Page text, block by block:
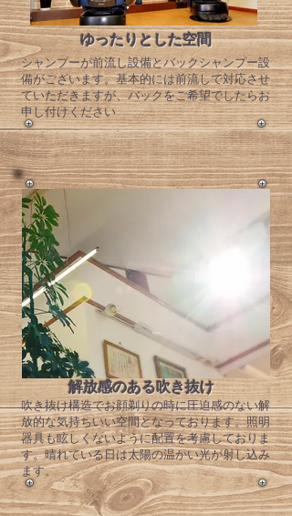
​ゆったりとした空間
​シャンプーが前流し設備とバックシャンプー設
備がございます。基本的には前流しで対応させ
ていただきますが、バックをご希望でしたらお
申し付けください
解放感のある吹き抜け
​吹き抜け構造でお顔剃りの時に圧迫感のない解
放的な気持ちいい空間となっております。照明
器具も眩しくないように配置を考慮しておりま
す。晴れている日は太陽の温かい光が射し込み
ます。